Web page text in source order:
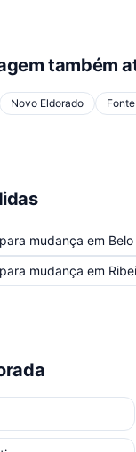
também
Novo Eldorado
mudança em
mudança em